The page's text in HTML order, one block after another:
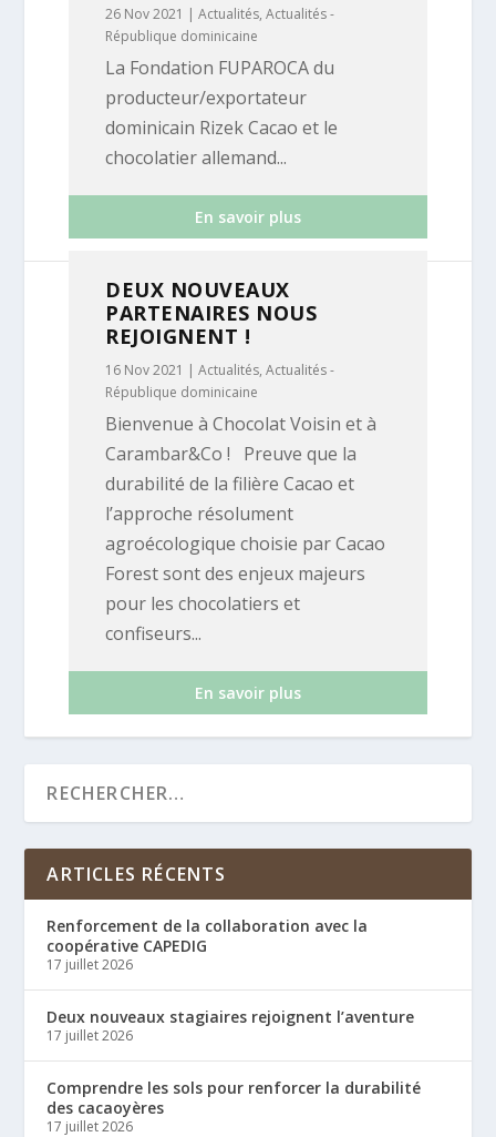
26 Nov 2021 |Actualités,Actualités -
République dominicaine
La Fondation FUPAROCA du
producteur/exportateur
dominicain Rizek Cacao et le
chocolatier allemand...
En savoir plus
DEUX NOUVEAUX
PARTENAIRES NOUS
REJOIGNENT !
16 Nov 2021 |Actualités,Actualités -
République dominicaine
Bienvenue à Chocolat Voisin et à
Carambar&Co ! Preuve que la
durabilité de la filière Cacao et
l’approche résolument
agroécologique choisie par Cacao
Forest sont des enjeux majeurs
pour les chocolatiers et
confiseurs...
En savoir plus
ARTICLES RÉCENTS
Renforcement de la collaboration avec la
coopérative CAPEDIG
17 juillet 2026
Deux nouveaux stagiaires rejoignent l’aventure
17 juillet 2026
Comprendre les sols pour renforcer la durabilité
des cacaoyères
17 juillet 2026